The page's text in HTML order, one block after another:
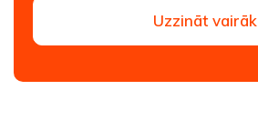
Uzzināt vairāk